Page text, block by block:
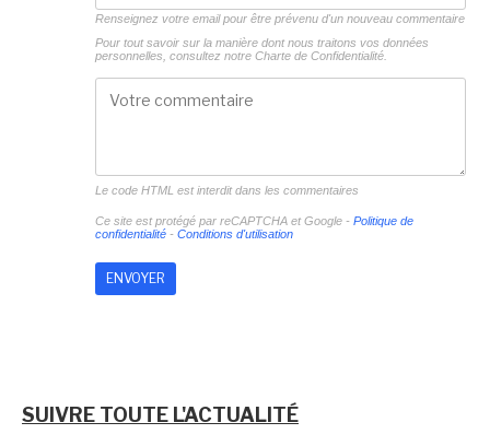
Renseignez votre email pour être prévenu d'un nouveau commentaire
Pour tout savoir sur la manière dont nous traitons vos données
personnelles, consultez notre Charte de Confidentialité.
Le code HTML est interdit dans les commentaires
Ce site est protégé par reCAPTCHA et Google - Politique de
confidentialité- Conditions d'utilisation
SUIVRE TOUTE L'ACTUALITÉ